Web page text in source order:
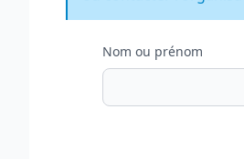
Nom ou prénom